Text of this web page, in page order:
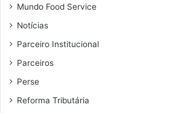
Mundo Food Service
Notícias
Parceiro Institucional
Parceiros
Perse
Reforma Tributária